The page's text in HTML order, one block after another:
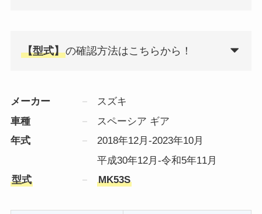
【型式】の確認方法はこちらから！
メーカー
スズキ
車種
スペーシア ギア
年式
2018年12月-2023年10月
平成30年12月-令和5年11月
型式
MK53S